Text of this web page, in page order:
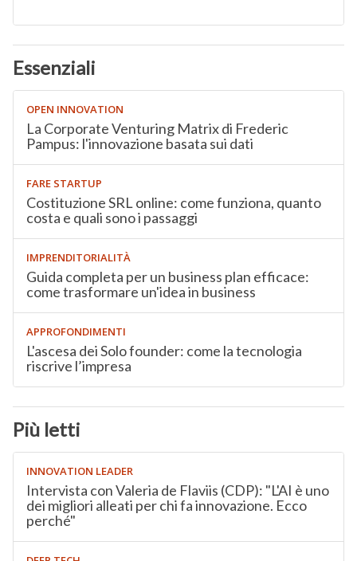
Essenziali
OPEN INNOVATION
La Corporate Venturing Matrix di Frederic
Pampus: l'innovazione basata sui dati
FARE STARTUP
Costituzione SRL online: come funziona, quanto
costa e quali sono i passaggi
IMPRENDITORIALITÀ
Guida completa per un business plan efficace:
come trasformare un'idea in business
APPROFONDIMENTI
L'ascesa dei Solo founder: come la tecnologia
riscrive l’impresa
Più letti
INNOVATION LEADER
Intervista con Valeria de Flaviis (CDP): "L'AI è uno
dei migliori alleati per chi fa innovazione. Ecco
perché"